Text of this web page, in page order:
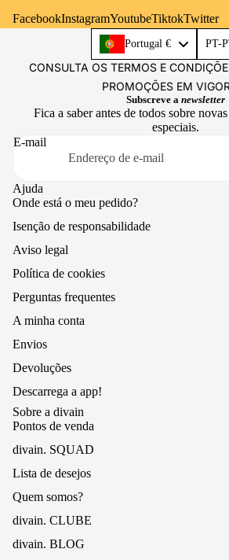
FacebookInstagramYoutubeTiktokTwitter
Portugal € PT-
CONSULTA OS TERMOS E
PROMOÇÕES EM
Subscreve a newsletter
Fica a saber antes de todos sobre
especiais.
E-mail
Ajuda
Onde está o meu pedido?
Isenção de responsabilidade
Aviso legal
Política de cookies
Perguntas frequentes
A minha conta
Envios
Devoluções
Descarrega a app!
Sobre a divain
Pontos de venda
divain. SQUAD
Lista de desejos
Quem somos?
divain. CLUBE
divain. BLOG